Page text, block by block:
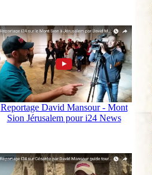
Reportage David Mansour - Mont
Sion Jérusalem pour i24 News